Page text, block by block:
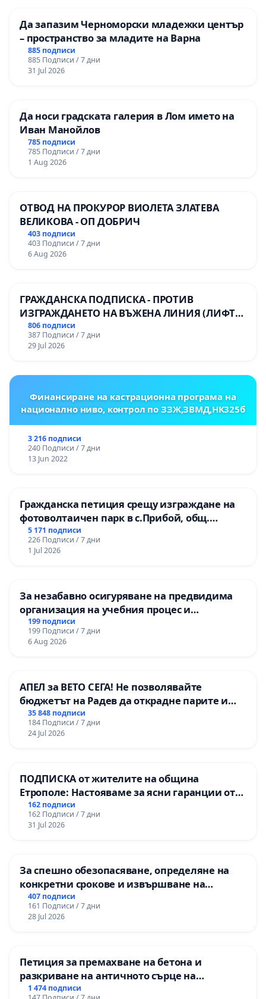
Да запазим Черноморски младежки център
– пространство за младите на Варна
885 подписи
885 Подписи / 7 дни
31 Jul 2026
Да носи градската галерия в Лом името на
Иван Манойлов
785 подписи
785 Подписи / 7 дни
1 Aug 2026
ОТВОД НА ПРОКУРОР ВИОЛЕТА ЗЛАТЕВА
ВЕЛИКОВА - ОП ДОБРИЧ
403 подписи
403 Подписи / 7 дни
6 Aug 2026
ГРАЖДАНСКА ПОДПИСКА - ПРОТИВ
ИЗГРАЖДАНЕТО НА ВЪЖЕНА ЛИНИЯ (ЛИФТ)
НА ТЕРИТОРИЯТА НА ПРИРОДНА
ЗАБЕЛЕЖИТЕЛНОСТ „ХЪЛМ НА
ОСВОБОДИТЕЛИТЕ“ (БУНАРДЖИК)
806 подписи
387 Подписи / 7 дни
29 Jul 2026
Финансиране на кастрационна програма на
национално ниво, контрол по ЗЗЖ,ЗВМД,НК325б
3 216 подписи
240 Подписи / 7 дни
13 Jun 2022
Гражданска петиция срещу изграждане на
фотоволтаичен парк в с.Прибой, общ.
Радомир
5 171 подписи
226 Подписи / 7 дни
1 Jul 2026
За незабавно осигуряване на предвидима
организация на учебния процес и
гарантиране на правото на равнопоставено
и качествено образование на учениците от
ОУ „Княз Александър I“ и Хуманитарна
199 подписи
199 Подписи / 7 дни
6 Aug 2026
АПЕЛ за ВЕТО СЕГА! Не позволявайте
бюджетът на Радев да открадне парите и
правата ни в тъмното
35 848 подписи
184 Подписи / 7 дни
24 Jul 2026
ПОДПИСКА от жителите на община
Етрополе: Настояваме за ясни гаранции от
“Елаците-МЕД” АД и от държавата, че ще се
изпълнят всички екологични норми!
162 подписи
162 Подписи / 7 дни
31 Jul 2026
За спешно обезопасяване, определяне на
конкретни срокове и извършване на
цялостна рехабилитация на
републиканския път между пътен възел АМ
„Тракия“ - гр. Ихтиман - с. Мирово - к.к.
407 подписи
161 Подписи / 7 дни
28 Jul 2026
Петиция за премахване на бетона и
разкриване на античното сърце на
Могиланската могила във Враца
1 474 подписи